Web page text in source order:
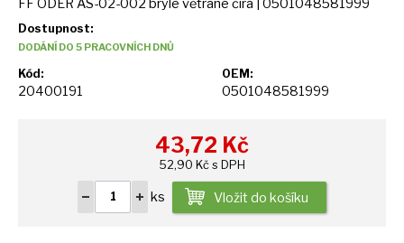
FF ODER AS-02-002 brýle větrané čirá | 0501048581999
Dostupnost:
DODÁNÍ DO 5 PRACOVNÍCH DNŮ
Kód:
20400191
OEM:
0501048581999
43,72 Kč
52,90 Kč s DPH
ks Vložit do košíku